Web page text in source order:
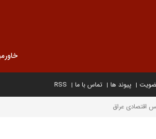
پیوند ها تماس با ما RSS
اقتصادی عراق